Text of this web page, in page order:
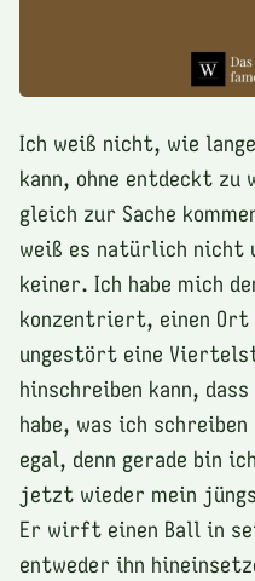
Ich weiß nicht, wie
kann, ohne entdeckt
gleich zur Sache
weiß es natürlich nicht
keiner. Ich habe mich
konzentriert, einen Ort
ungestört eine
hinschreiben kann,
habe, was ich
egal, denn gerade bin
jetzt wieder mein
Er wirft einen Ball in
entweder ihn